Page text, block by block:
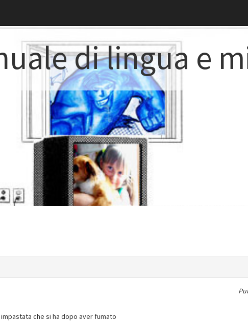
di lingua e
che si ha dopo aver fumato